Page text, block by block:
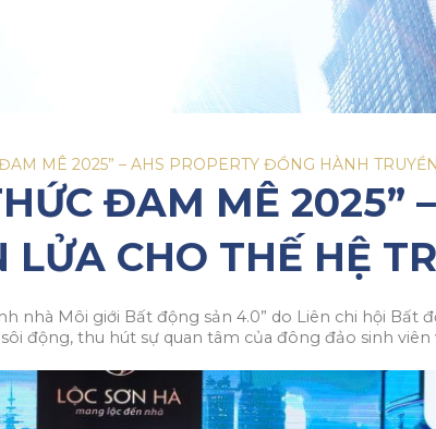
MÊ 2025” – AHS PROPERTY ĐỒNG HÀNH
ĐAM MÊ 2025”
CHO THẾ HỆ
nhà Môi giới Bất động sản 4.0” do Liên chi hội Bất
động, thu hút sự quan tâm của đông đảo sinh